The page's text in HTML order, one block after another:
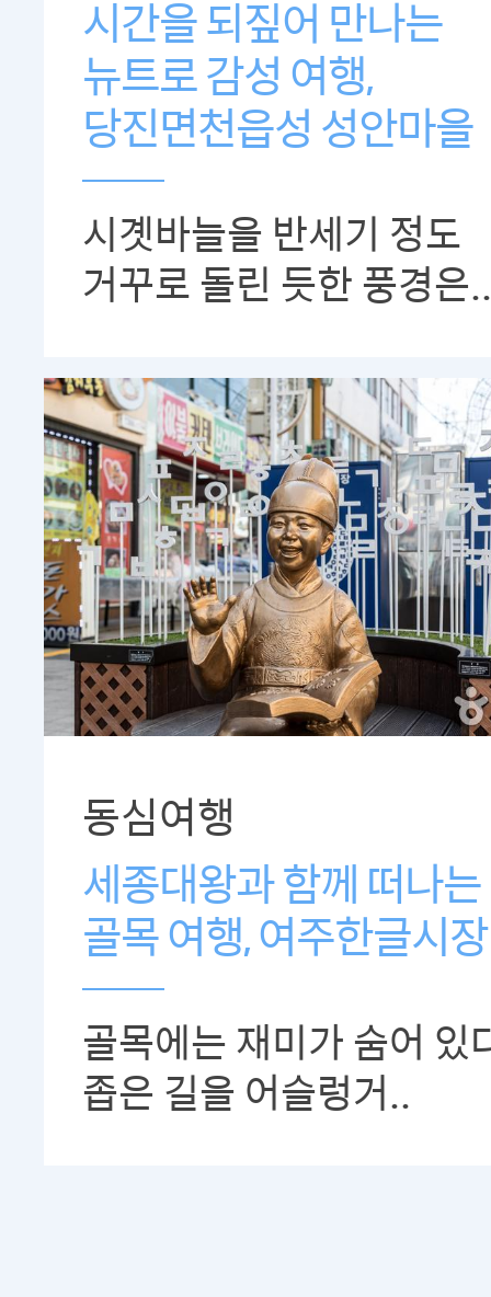
시간을 되짚어 만나는
뉴트로 감성 여행,
당진면천읍성 성안마을
시곗바늘을 반세기 정도
거꾸로 돌린 듯한 풍경은..
동심여행
세종대왕과 함께 떠나는
골목 여행, 여주한글시장
골목에는 재미가 숨어 있
좁은 길을 어슬렁거..